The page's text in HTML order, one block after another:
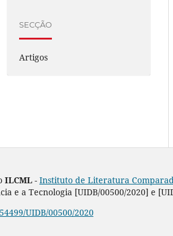
SECÇÃO
Artigos
ILCML - Instituto de Literatura
e a Tecnologia [UIDB/00500/2020] e
UIDB/00500/2020